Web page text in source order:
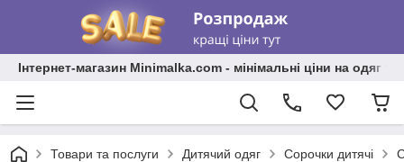
Інтернет-магазин Minimalka.com - мінімальні ціни на одяг
Товари та послуги Дитячий одяг Сорочки дитячі